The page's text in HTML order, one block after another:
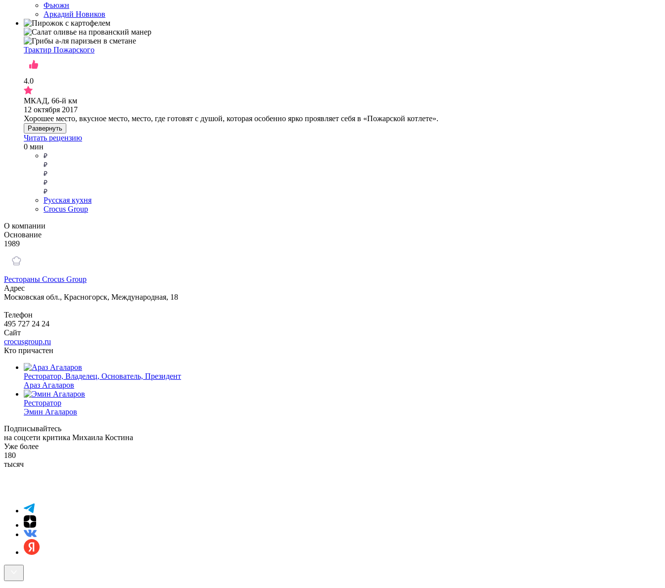
Фьюжн
Аркадий Новиков
Трактир Пожарского
4.0
МКАД, 66-й км
12 октября 2017
Хорошее место, вкусное место, место, где готовят с душой, которая особенно ярко проявляет себя в «Пожарской котлете».
Развернуть
Читать рецензию
0 мин
Русская кухня
Crocus Group
О компании
Основание
1989
Рестораны Crocus Group
Адрес
Московская обл., Красногорск, Международная, 18
Телефон
495 727 24 24
Сайт
crocusgroup.ru
Кто причастен
Ресторатор, Владелец, Основатель, Президент
Араз Агаларов
Ресторатор
Эмин Агаларов
Подписывайтесь
на соцсети критика Михаила Костина
Уже более
180
тысяч